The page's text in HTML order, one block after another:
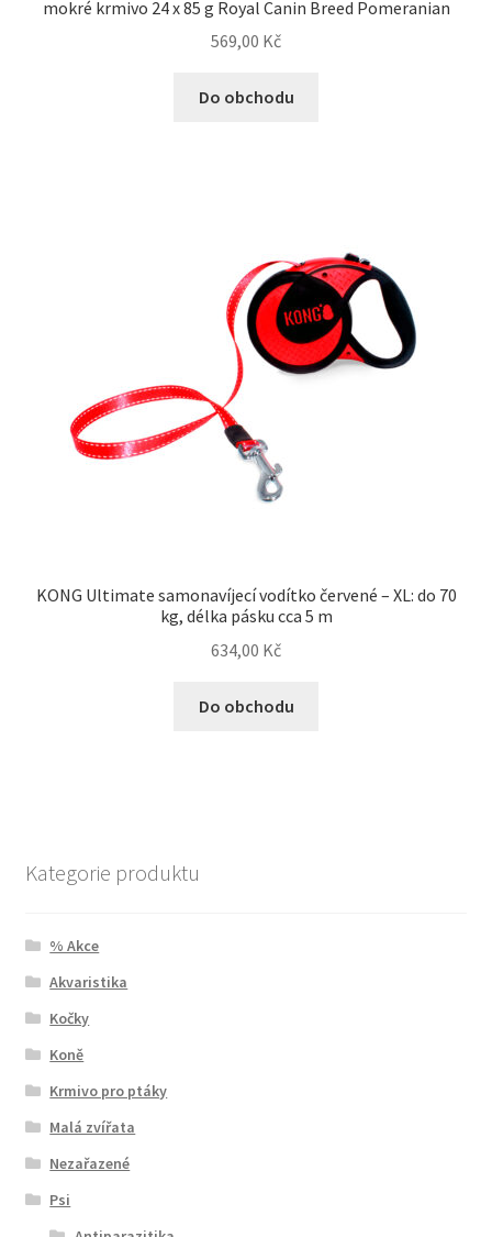
mokré krmivo 24 x 85 g Royal Canin Breed Pomeranian
569,00 Kč
Do obchodu
KONG Ultimate samonavíjecí vodítko červené – XL: do 70
kg, délka pásku cca 5 m
634,00 Kč
Do obchodu
Kategorie produktu
% Akce
Akvaristika
Kočky
Koně
Krmivo pro ptáky
Malá zvířata
Nezařazené
Psi